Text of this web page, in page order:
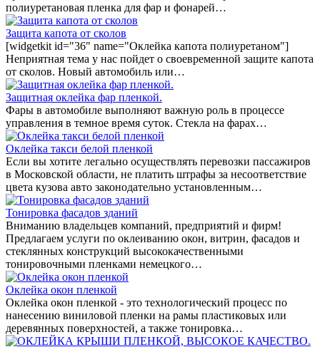
полиуретановая пленка для фар и фонарей…
Защита капота от сколов
[widgetkit id="36" name="Оклейка капота полиуретаном"]
Неприятная тема у нас пойдет о своевременной защите капота
от сколов. Новый автомобиль или…
Защитная оклейка фар пленкой.
Фары в автомобиле выполняют важную роль в процессе
управления в темное время суток. Стекла на фарах…
Оклейка такси белой пленкой
Если вы хотите легально осуществлять перевозки пассажиров
в Московской области, не платить штрафы за несоответствие
цвета кузова авто законодательно установленным…
Тонировка фасадов зданий
Вниманию владельцев компаний, предприятий и фирм!
Предлагаем услуги по оклеиванию окон, витрин, фасадов и
стеклянных конструкций высококачественными
тонировочными пленками немецкого…
Оклейка окон пленкой
Оклейка окон пленкой - это технологический процесс по
нанесению виниловой пленки на рамы пластиковых или
деревянных поверхностей, а также тонировка…